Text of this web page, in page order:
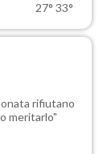
27° 33°
rifiutano
meritarlo"